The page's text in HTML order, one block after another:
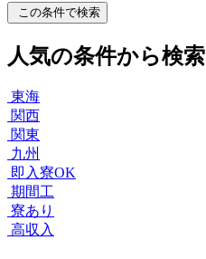
この条件で検索
人気の条件から検索
東海
関西
関東
九州
即入寮OK
期間工
寮あり
高収入